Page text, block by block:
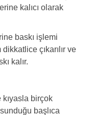
kalıcı olarak
baskı işlemi
çıkarılır ve
kalır.
kıyasla birçok
başlıca